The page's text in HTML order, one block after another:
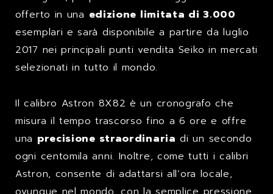
offerto in una edizione limitata di 3.000
esemplari e sarà disponibile a partire da luglio
2017 nei principali punti vendita Seiko in mercati
selezionati in tutto il mondo.
Il calibro Astron 8X82 è un cronografo che
misura il tempo trascorso fino a 6 ore e offre
una precisione straordinaria di un secondo
ogni centomila anni. Inoltre, come tutti i calibri
Astron, consente di adattarsi all’ora locale,